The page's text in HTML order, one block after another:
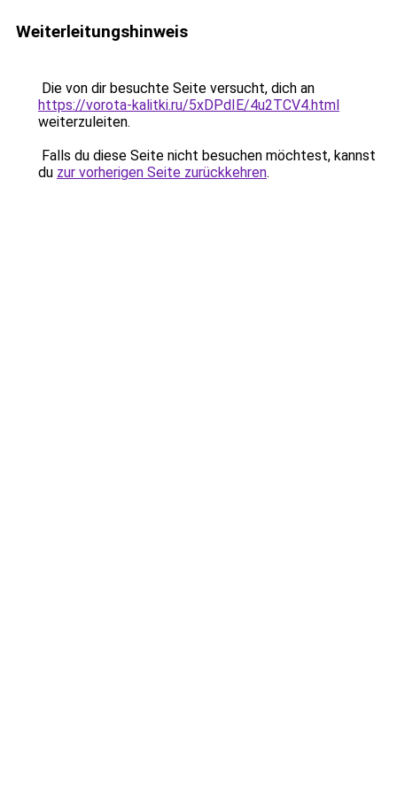
Weiterleitungshinweis
Die von dir besuchte Seite versucht, dich an
https://vorota-kalitki.ru/5xDPdIE/4u2TCV4.html
weiterzuleiten.
Falls du diese Seite nicht besuchen möchtest, kannst
du zur vorherigen Seite zurückkehren.